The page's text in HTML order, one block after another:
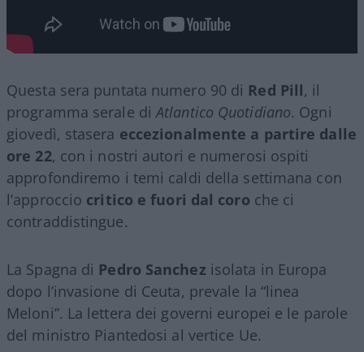
Questa sera puntata numero 90 di Red Pill, il
programma serale diAtlantico Quotidiano. Ogni
giovedì, stasera eccezionalmente a partire dalle
ore 22, con i nostri autori e numerosi ospiti
approfondiremo i temi caldi della settimana con
l’approccio critico e fuori dal coro che ci
contraddistingue.
La Spagna di Pedro Sanchez isolata in Europa
dopo l’invasione di Ceuta, prevale la “linea
Meloni”. La lettera dei governi europei e le parole
del ministro Piantedosi al vertice Ue.